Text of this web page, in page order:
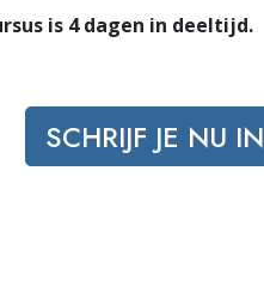
is 4 dagen in deeltijd.
SCHRIJF JE NU IN